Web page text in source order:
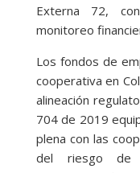
Externa 72,
monitoreo
Los fondos de
cooperativa en
alineación
704 de 2019
plena con las
del riesgo de